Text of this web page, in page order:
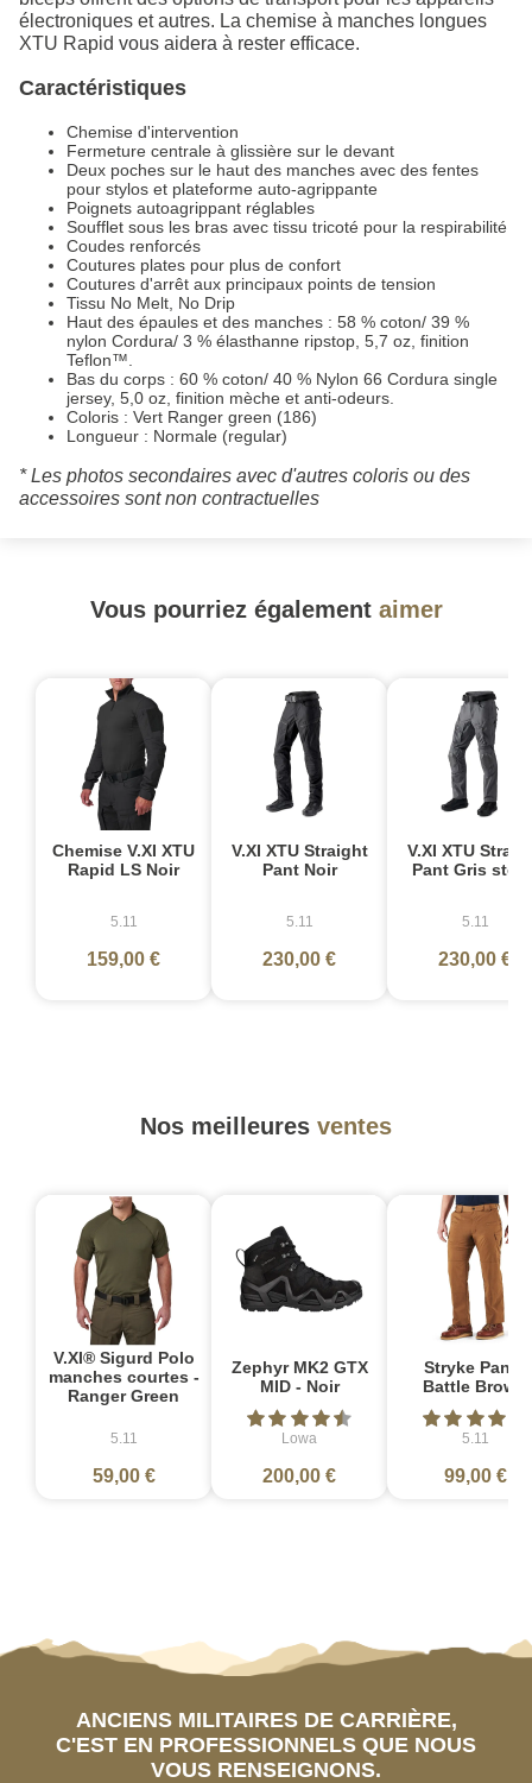
électroniques et autres. La chemise à manches longues
XTU Rapid vous aidera à rester efficace.
Caractéristiques
Chemise d'intervention
Fermeture centrale à glissière sur le devant
Deux poches sur le haut des manches avec des fentes
pour stylos et plateforme auto-agrippante
Poignets autoagrippant réglables
Soufflet sous les bras avec tissu tricoté pour la respirabilité
Coudes renforcés
Coutures plates pour plus de confort
Coutures d'arrêt aux principaux points de tension
Tissu No Melt, No Drip
Haut des épaules et des manches : 58 % coton/ 39 %
nylon Cordura/ 3 % élasthanne ripstop, 5,7 oz, finition
Teflon™.
Bas du corps : 60 % coton/ 40 % Nylon 66 Cordura single
jersey, 5,0 oz, finition mèche et anti-odeurs.
Coloris : Vert Ranger green (186)
Longueur : Normale (regular)
* Les photos secondaires avec d'autres coloris ou des
accessoires sont non contractuelles
Vous pourriez également aimer
Chemise V.XI XTU
Rapid LS Noir
5.11
159,00 €
V.XI XTU Straight
Pant Noir
5.11
230,00 €
V.XI XTU
Pant Gris
5.11
230,00 €
Nos meilleures ventes
V.XI® Sigurd Polo
manches courtes -
Ranger Green
5.11
59,00 €
Zephyr MK2 GTX
MID - Noir
Lowa
200,00 €
Stryke Pant -
Battle Brown
5.11
99,00 €
ANCIENS MILITAIRES DE CARRIÈRE,
C'EST EN PROFESSIONNELS QUE NOUS
VOUS RENSEIGNONS.